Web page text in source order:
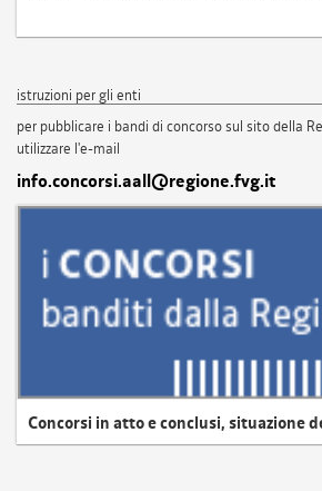
istruzioni per gli enti
per pubblicare i bandi di concorso sul sito della
utilizzare l'e-mail
info.concorsi.aall@regione.fvg.it
Concorsi in atto e conclusi, situazione